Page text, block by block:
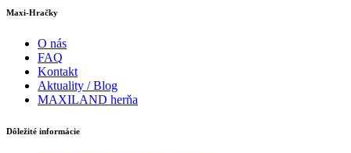
Maxi-Hračky
O nás
FAQ
Kontakt
Aktuality / Blog
MAXILAND herňa
Dôležité informácie